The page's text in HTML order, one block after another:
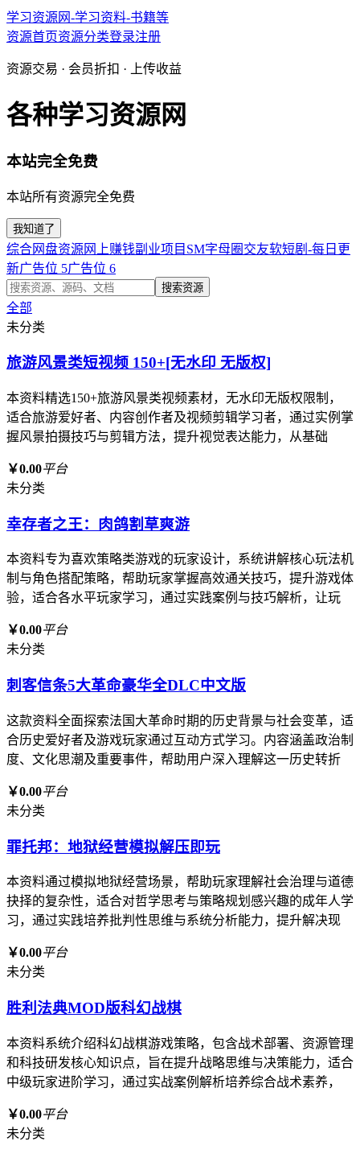
学习资源网-学习资料-书籍等
资源首页资源分类登录注册
资源交易 · 会员折扣 · 上传收益
各种学习资源网
本站完全免费
本站所有资源完全免费
我知道了
综合网盘资源 网上赚钱副业项目 SM字母圈交友软短剧-每日更
新广告位 5广告位 6
搜索资源
全部
未分类
旅游风景类短视频 150+[无水印 无版权]
本资料精选150+旅游风景类视频素材，无水印无版权限制，
适合旅游爱好者、内容创作者及视频剪辑学习者，通过实例掌
握风景拍摄技巧与剪辑方法，提升视觉表达能力，从基础
￥0.00平台
未分类
幸存者之王：肉鸽割草爽游
本资料专为喜欢策略类游戏的玩家设计，系统讲解核心玩法机
制与角色搭配策略，帮助玩家掌握高效通关技巧，提升游戏体
验，适合各水平玩家学习，通过实践案例与技巧解析，让玩
￥0.00平台
未分类
刺客信条5大革命豪华全DLC中文版
这款资料全面探索法国大革命时期的历史背景与社会变革，适
合历史爱好者及游戏玩家通过互动方式学习。内容涵盖政治制
度、文化思潮及重要事件，帮助用户深入理解这一历史转折
￥0.00平台
未分类
罪托邦：地狱经营模拟解压即玩
本资料通过模拟地狱经营场景，帮助玩家理解社会治理与道德
抉择的复杂性，适合对哲学思考与策略规划感兴趣的成年人学
习，通过实践培养批判性思维与系统分析能力，提升解决现
￥0.00平台
未分类
胜利法典MOD版科幻战棋
本资料系统介绍科幻战棋游戏策略，包含战术部署、资源管理
和科技研发核心知识点，旨在提升战略思维与决策能力，适合
中级玩家进阶学习，通过实战案例解析培养综合战术素养，
￥0.00平台
未分类